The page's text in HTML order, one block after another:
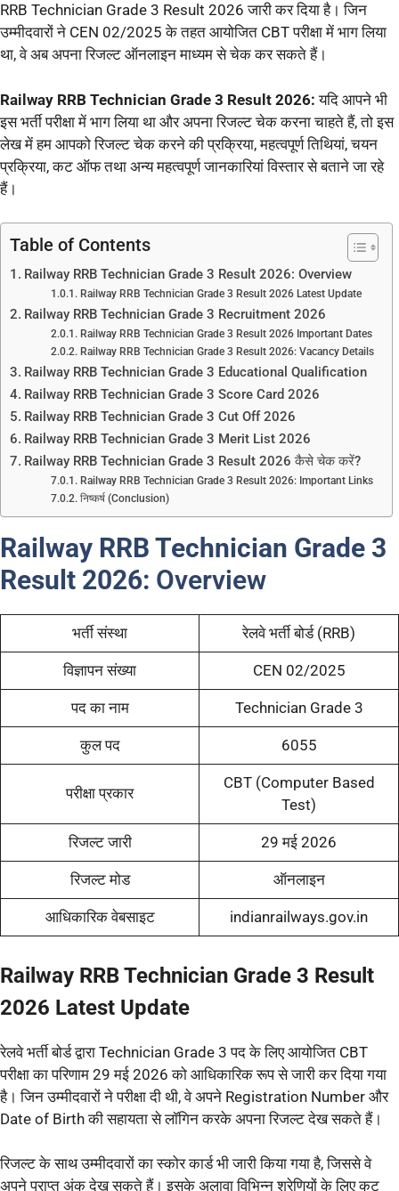
RRB Technician Grade 3 Result 2026 जारी कर दिया है। जिन
उम्मीदवारों ने CEN 02/2025 के तहत आयोजित CBT परीक्षा में भाग लिया
था, वे अब अपना रिजल्ट ऑनलाइन माध्यम से चेक कर सकते हैं।
Railway RRB Technician Grade 3 Result 2026: यदि आपने भी
इस भर्ती परीक्षा में भाग लिया था और अपना रिजल्ट चेक करना चाहते हैं, तो इस
लेख में हम आपको रिजल्ट चेक करने की प्रक्रिया, महत्वपूर्ण तिथियां, चयन
प्रक्रिया, कट ऑफ तथा अन्य महत्वपूर्ण जानकारियां विस्तार से बताने जा रहे
हैं।
Table of Contents
Railway RRB Technician Grade 3 Result 2026: Overview
Railway RRB Technician Grade 3 Result 2026 Latest Update
Railway RRB Technician Grade 3 Recruitment 2026
Railway RRB Technician Grade 3 Result 2026 Important Dates
Railway RRB Technician Grade 3 Result 2026: Vacancy Details
Railway RRB Technician Grade 3 Educational Qualification
Railway RRB Technician Grade 3 Score Card 2026
Railway RRB Technician Grade 3 Cut Off 2026
Railway RRB Technician Grade 3 Merit List 2026
Railway RRB Technician Grade 3 Result 2026 कैसे चेक करें?
Railway RRB Technician Grade 3 Result 2026: Important Links
निष्कर्ष (Conclusion)
Railway RRB Technician Grade 3
Result 2026: Overview
भर्ती संस्था रेलवे भर्ती बोर्ड (RRB)
विज्ञापन संख्या CEN 02/2025
पद का नाम Technician Grade 3
कुल पद 6055
परीक्षा प्रकार
CBT (Computer Based
Test)
रिजल्ट जारी 29 मई 2026
रिजल्ट मोड ऑनलाइन
आधिकारिक वेबसाइट indianrailways.gov.in
Railway RRB Technician Grade 3 Result
2026 Latest Update
रेलवे भर्ती बोर्ड द्वारा Technician Grade 3 पद के लिए आयोजित CBT
परीक्षा का परिणाम 29 मई 2026 को आधिकारिक रूप से जारी कर दिया गया
है। जिन उम्मीदवारों ने परीक्षा दी थी, वे अपने Registration Number और
Date of Birth की सहायता से लॉगिन करके अपना रिजल्ट देख सकते हैं।
रिजल्ट के साथ उम्मीदवारों का स्कोर कार्ड भी जारी किया गया है, जिससे वे
अपने प्राप्त अंक देख सकते हैं। इसके अलावा विभिन्न श्रेणियों के लिए कट